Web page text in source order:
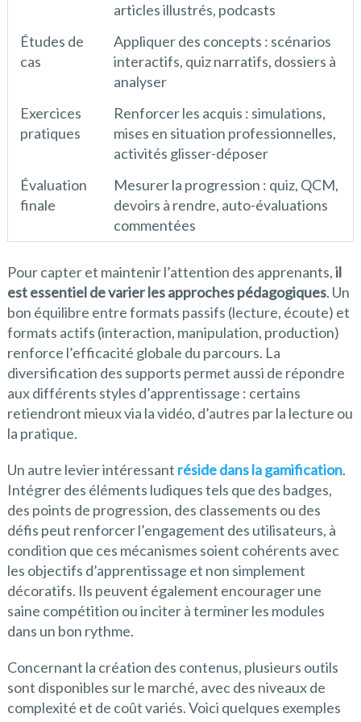
articles illustrés, podcasts
Études de
cas
Appliquer des concepts : scénarios
interactifs, quiz narratifs, dossiers à
analyser
Exercices
pratiques
Renforcer les acquis : simulations,
mises en situation professionnelles,
activités glisser-déposer
Évaluation
finale
Mesurer la progression : quiz, QCM,
devoirs à rendre, auto-évaluations
commentées
Pour capter et maintenir l’attention des apprenants,il
est essentiel de varier les approches pédagogiques. Un
bon équilibre entre formats passifs (lecture, écoute) et
formats actifs (interaction, manipulation, production)
renforce l’efficacité globale du parcours. La
diversification des supports permet aussi de répondre
aux différents styles d’apprentissage : certains
retiendront mieux via la vidéo, d’autres par la lecture ou
la pratique.
Un autre levier intéressant réside dans la gamification.
Intégrer des éléments ludiques tels que des badges,
des points de progression, des classements ou des
défis peut renforcer l’engagement des utilisateurs, à
condition que ces mécanismes soient cohérents avec
les objectifs d’apprentissage et non simplement
décoratifs. Ils peuvent également encourager une
saine compétition ou inciter à terminer les modules
dans un bon rythme.
Concernant la création des contenus, plusieurs outils
sont disponibles sur le marché, avec des niveaux de
complexité et de coût variés. Voici quelques exemples